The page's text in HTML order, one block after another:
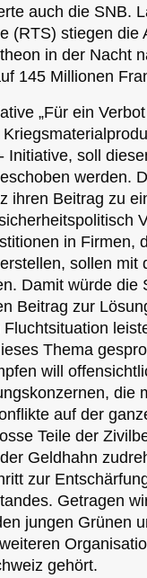
auch die SNB.
(RTS) stiegen die
in der Nacht
145 Millionen
„Für ein
Initiative, soll
werden.
ihren Beitrag zu
in Firmen,
sollen mit
Damit würde die
Beitrag zur
Thema
will
die
auf der
Teile der
Geldhahn
zur
Getragen
jungen Grünen
gehört.